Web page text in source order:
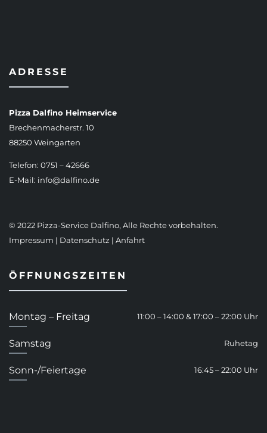
ADRESSE
Pizza Dalfino Heimservice
Brechenmacherstr. 10
88250 Weingarten
Telefon: 0751 – 42666
E-Mail: info@dalfino.de
© 2022 Pizza-Service Dalfino, Alle Rechte vorbehalten.
Impressum | Datenschutz | Anfahrt
ÖFFNUNGSZEITEN
Montag – Freitag 11:00 – 14:00 & 17:00 – 22:00 Uhr
Samstag Ruhetag
Sonn-/Feiertage 16:45 – 22:00 Uhr